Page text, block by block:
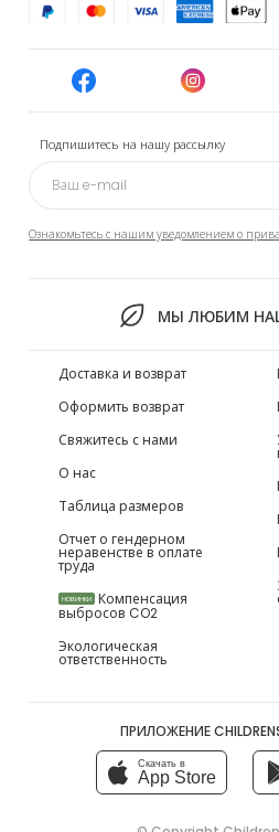
Подпишитесь на нашу рассылку
Ознакомьтесь с нашим уведомлением о
МЫ ЛЮБИМ
Доставка и возврат
Оформить возврат
Свяжитесь с нами
О нас
Таблица размеров
Отчет о гендерном
неравенстве в оплате
труда
НОВИНКИ Компенсация
выбросов CO2
Экологическая
ответственность
ПРИЛОЖЕНИЕ
Скачать в
App Store